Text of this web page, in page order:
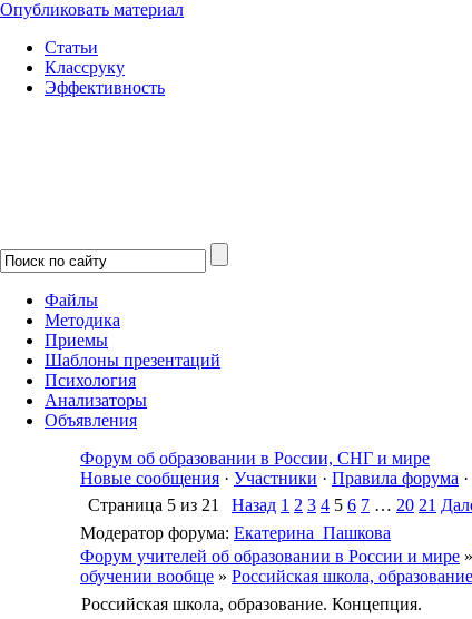
Опубликовать материал
Статьи
Классруку
Эффективность
Файлы
Методика
Приемы
Шаблоны презентаций
Психология
Анализаторы
Объявления
Форум об образовании в России, СНГ и мире
Новые сообщения · Участники · Правила форума ·
Страница 5 из 21 Назад 1 2 3 4 5 6 7 … 20 21
Модератор форума: Екатерина_Пашкова
Форум учителей об образовании в России и мире »
обучении вообще » Российская школа,
Российская школа, образование. Концепция.